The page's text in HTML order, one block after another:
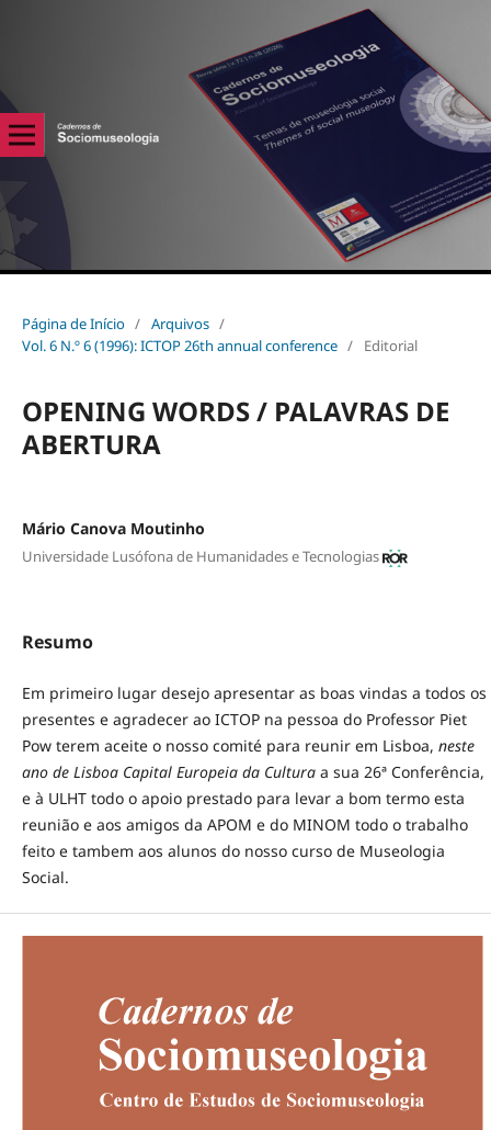
Página de Início / Arquivos /
Vol. 6 N.º 6 (1996): ICTOP 26th annual conference / Editorial
OPENING WORDS / PALAVRAS DE
ABERTURA
Mário Canova Moutinho
Universidade Lusófona de Humanidades e Tecnologias
Resumo
Em primeiro lugar desejo apresentar as boas vindas a todos os
presentes e agradecer ao ICTOP na pessoa do Professor Piet
Pow terem aceite o nosso comité para reunir em Lisboa, neste
ano de Lisboa Capital Europeia da Cultura a sua 26ª Conferência,
e à ULHT todo o apoio prestado para levar a bom termo esta
reunião e aos amigos da APOM e do MINOM todo o trabalho
feito e tambem aos alunos do nosso curso de Museologia
Social.